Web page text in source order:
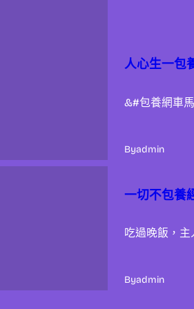
人心生一包
&#包養網車
Byadmin
一切不包養
吃過晚飯，
Byadmin